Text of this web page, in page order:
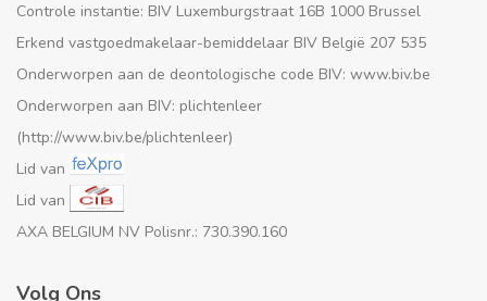
Controle instantie: BIV Luxemburgstraat 16B 1000 Brussel
Erkend vastgoedmakelaar-bemiddelaar BIV België 207 535
Onderworpen aan de deontologische code BIV: www.biv.be
Onderworpen aan BIV: plichtenleer
(http://www.biv.be/plichtenleer)
Lid van
Lid van
AXA BELGIUM NV Polisnr.: 730.390.160
Volg Ons